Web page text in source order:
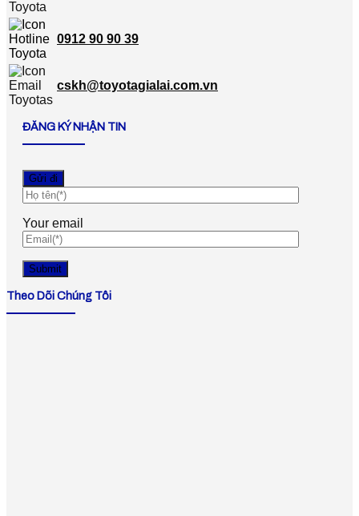
0912 90 90 39
cskh@toyotagialai.com.vn
ĐĂNG KÝ NHẬN TIN
Your email
Theo Dõi Chúng Tôi